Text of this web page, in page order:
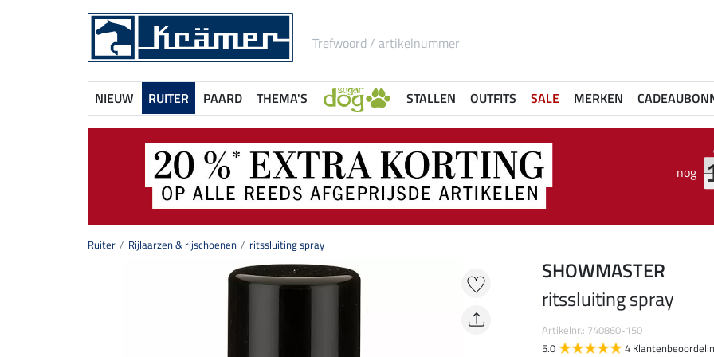
NIEUW RUITER PAARD THEMA'S STALLEN OUTFITS SALE MERKEN
nog
Ruiter Rijlaarzen & rijschoenen ritssluiting spray
SHOWMASTER
ritssluiting spray
Artikelnr.: 740860-150
5.0
4